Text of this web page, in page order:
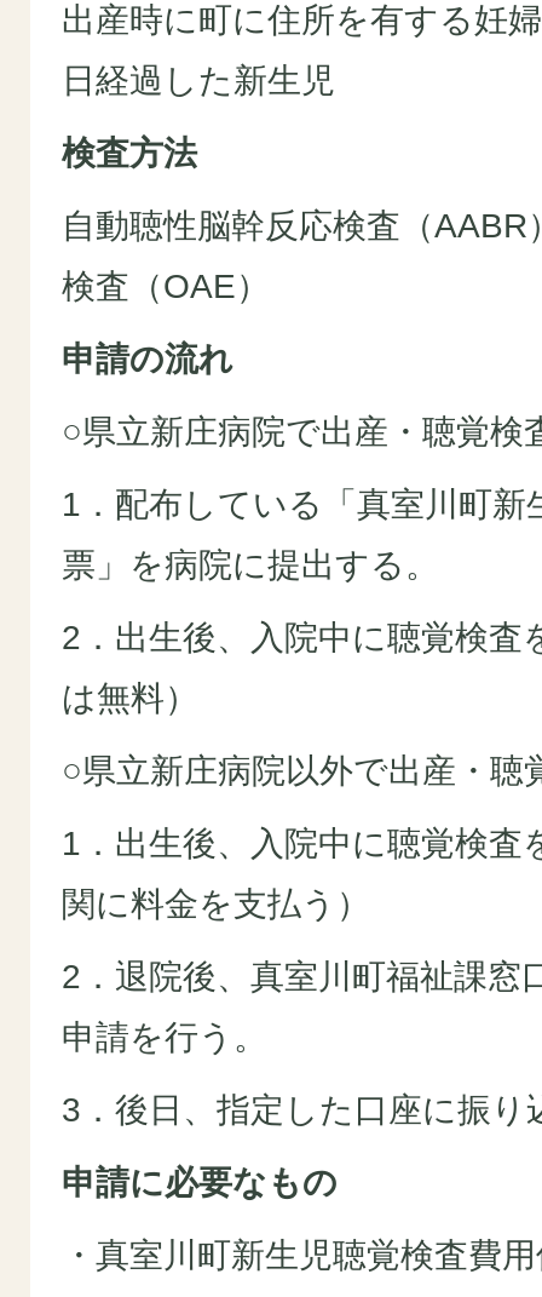
出産時に町に住所を有する妊
日経過した新生児
検査方法
自動聴性脳幹反応検査（
検査（OAE）
申請の流れ
○県立新庄病院で出産・聴覚検
1．配布している「真室川町新
票」を病院に提出する。
2．出生後、入院中に聴覚検査
は無料）
○県立新庄病院以外で出産・聴
1．出生後、入院中に聴覚検査
関に料金を支払う）
2．退院後、真室川町福祉課窓
申請を行う。
3．後日、指定した口座に振り
申請に必要なもの
・真室川町新生児聴覚検査費